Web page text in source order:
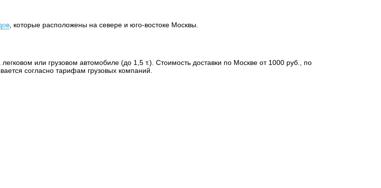
, которые расположены на севере и юго-востоке Москвы.
или грузовом автомобиле (до 1,5 т.). Стоимость доставки по Москве от 1000 руб., по
согласно тарифам грузовых компаний.